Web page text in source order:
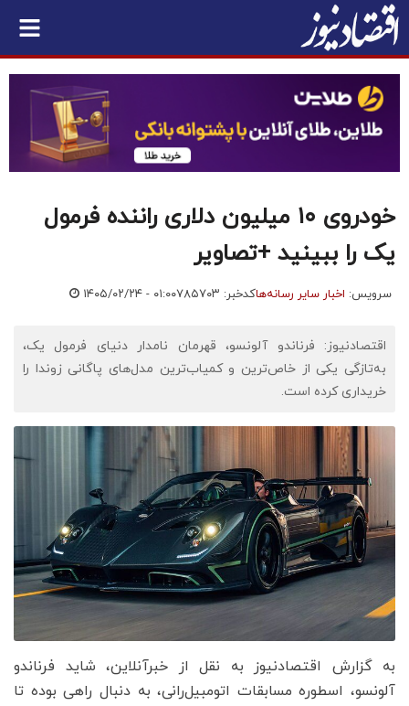
خودروی ۱۰ میلیون دلاری راننده فرمول
یک را ببینید +تصاویر
سرویس: اخبار سایر رسانه‌هاکدخبر: ۷۸۵۷۰۳ ۱۴۰۵/۰۲/۲۴ - ۰۱:۰۰
اقتصادنیوز: فرناندو آلونسو، قهرمان نامدار دنیای فرمول یک،
به‌تازگی یکی از خاص‌ترین و کمیاب‌ترین مدل‌های پاگانی زوندا را
خریداری کرده است.
به گزارش اقتصادنیوز به نقل از خبرآنلاین، شاید فرناندو
آلونسو، اسطوره مسابقات اتومبیل‌رانی، به دنبال راهی بوده تا